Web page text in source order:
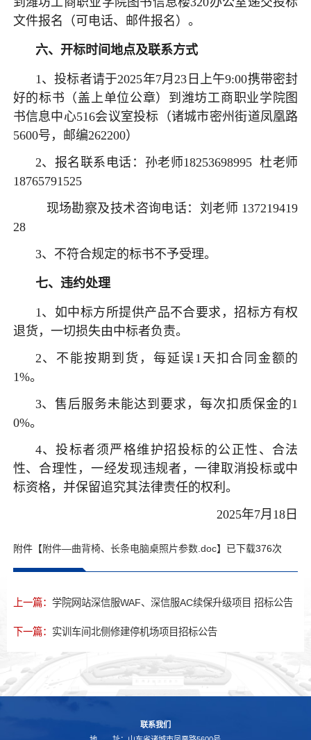
文件报名（可电话、邮件报名）。
六、开标时间地点及联系方式
1、投标者请于2025年7月23日上午9:00携带密封
好的标书（盖上单位公章）到潍坊工商职业学院图
书信息中心516会议室投标（诸城市密州街道凤凰路
5600号，邮编262200）
2、报名联系电话：孙老师18253698995 杜老师
18765791525
现场勘察及技术咨询电话：刘老师 137219419
28
3、不符合规定的标书不予受理。
七、违约处理
1、如中标方所提供产品不合要求，招标方有权
退货，一切损失由中标者负责。
2、不能按期到货，每延误1天扣合同金额的
1%。
3、售后服务未能达到要求，每次扣质保金的1
0%。
4、投标者须严格维护招投标的公正性、合法
性、合理性，一经发现违规者，一律取消投标或中
标资格，并保留追究其法律责任的权利。
2025年7月18日
附件【附件—曲背椅、长条电脑桌照片参数.doc】已下载376次
上一篇： 学院网站深信服WAF、深信服AC续保升级项目 招标公告
下一篇： 实训车间北侧修建停机场项目招标公告
联系我们